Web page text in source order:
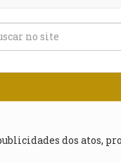
dos atos,